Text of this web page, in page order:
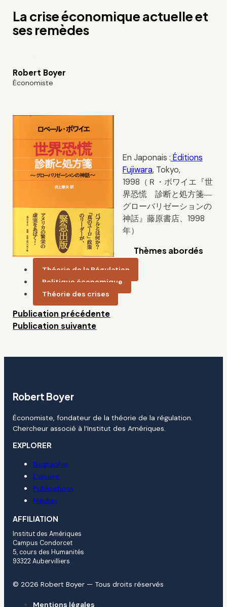
La crise économique actuelle et
ses remèdes
Robert Boyer
Économiste
En Japonais : Éditions
Fujiwara, Tokyo,
1998（Ｒ・ボワイエ『世
界恐慌 診断と処方箋―
グローバリゼーションの
神話』藤原書店、1998
年）
Thèmes abordés
Théorie de la Régulation
Politique économique
Théorie des crises
Publication précédente
Publication suivante
Robert Boyer
Économiste, fondateur de la théorie de la régulation.
Chercheur associé à l’Institut des Amériques.
EXPLORER
Biographie
L’œuvre
Publications
Médias
AFFILIATION
Institut des Amériques
Campus Condorcet
5, cours des Humanités
93322 Aubervilliers
© 2026 Robert Boyer — Tous droits réservés
Mentions légales